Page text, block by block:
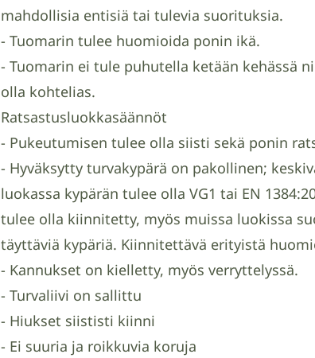
mahdollisia entisiä tai tulevia suorituksia.
- Tuomarin tulee huomioida ponin ikä.
- Tuomarin ei tule puhutella ketään kehässä
olla kohtelias.
Ratsastusluokkasäännöt
- Pukeutumisen tulee olla siisti sekä ponin
- Hyväksytty turvakypärä on pakollinen;
luokassa kypärän tulee olla VG1 tai EN
tulee olla kiinnitetty, myös muissa luokissa
täyttäviä kypäriä. Kiinnitettävä erityistä
- Kannukset on kielletty, myös verryttelyssä.
- Turvaliivi on sallittu
- Hiukset siististi kiinni
- Ei suuria ja roikkuvia koruja